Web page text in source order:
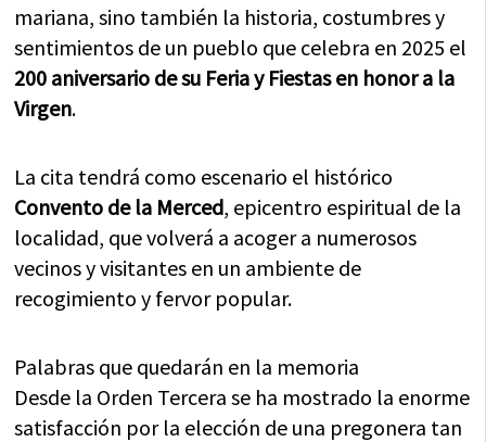
mariana, sino también la historia, costumbres y
sentimientos de un pueblo que celebra en 2025 el
200 aniversario de su Feria y Fiestas en honor a la
Virgen.
La cita tendrá como escenario el histórico
Convento de la Merced, epicentro espiritual de la
localidad, que volverá a acoger a numerosos
vecinos y visitantes en un ambiente de
recogimiento y fervor popular.
Palabras que quedarán en la memoria
Desde la Orden Tercera se ha mostrado la enorme
satisfacción por la elección de una pregonera tan